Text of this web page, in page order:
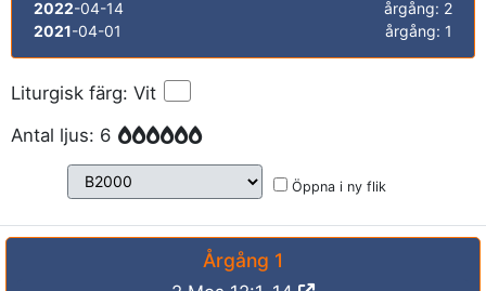
2022-04-14
årgång: 2
2021-04-01 årgång: 1
Liturgisk färg: Vit
Antal ljus: 6
Öppna i ny flik
Årgång 1